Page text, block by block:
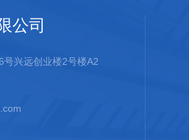
公司
兴远创业楼2号楼A2